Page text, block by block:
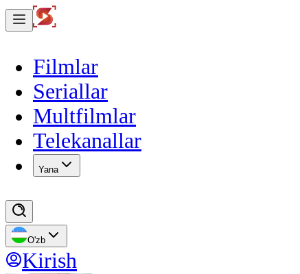
Filmlar
Seriallar
Multfilmlar
Telekanallar
Yana
O'zb
Kirish